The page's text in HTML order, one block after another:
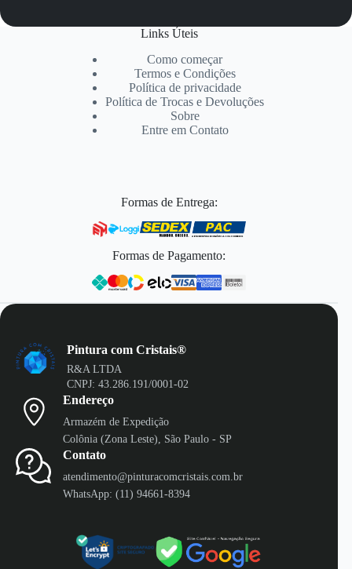
Links Úteis
Como começar
Termos e Condições
Política de privacidade
Política de Trocas e Devoluções
Sobre
Entre em Contato
Formas de Entrega:
Formas de Pagamento:
Pintura com Cristais®
R&A LTDA
CNPJ: 43.286.191/0001-02
Endereço
Armazém de Expedição
Colônia (Zona Leste), São Paulo - SP
Contato
atendimento@pinturacomcristais.com.br
WhatsApp: (11) 94661-8394